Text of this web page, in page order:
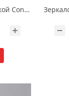
Зеркало с подсветкой Continent Пронто Люкс 60 х 80 см ЗЛП154